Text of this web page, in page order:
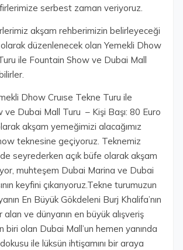
serbest zaman veriyoruz.
akşam rehberimizin belirleyeceği
düzenlenecek olan Yemekli Dhow
ile Fountain Show ve Dubai Mall
Dhow Cruıse Tekne Turu ile
ve Dubai Mall Turu – Kişi Başı: 80 Euro
akşam yemeğimizi alacağımız
teknesine geçiyoruz. Teknemiz
seyrederken açık büfe olarak akşam
muhteşem Dubai Marina ve Dubai
keyfini çıkarıyoruz.Tekne turumuzun
En Büyük Gökdeleni Burj Khalifa’nın
ve dünyanın en büyük alışveriş
biri olan Dubai Mall’un hemen yanında
ile lüksün ihtişamını bir araya